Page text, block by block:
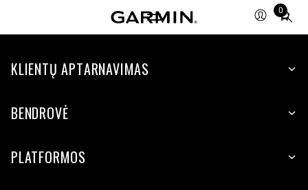
0
Total
items
cart:
KLIENTŲ APTARNAVIMAS
BENDROVĖ
PLATFORMOS